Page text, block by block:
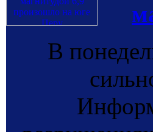
В